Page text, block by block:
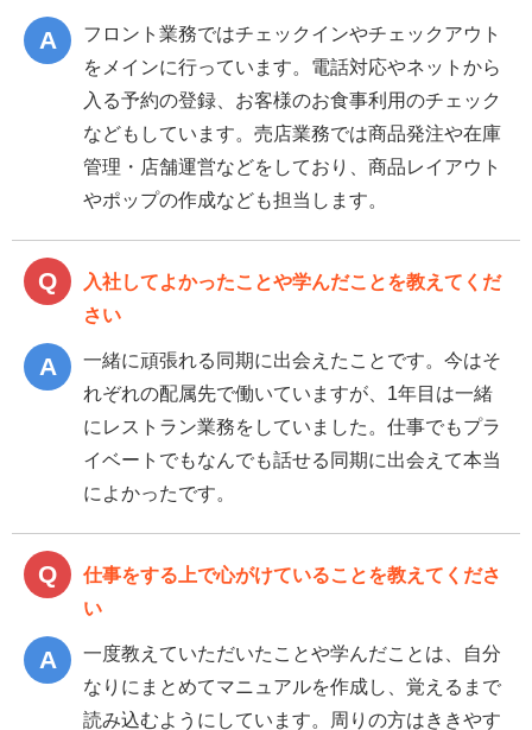
フロント業務ではチェックインやチェックアウト
をメインに行っています。電話対応やネットから
入る予約の登録、お客様のお食事利用のチェック
などもしています。売店業務では商品発注や在庫
管理・店舗運営などをしており、商品レイアウト
やポップの作成なども担当します。
入社してよかったことや学んだことを教えてくだ
さい
一緒に頑張れる同期に出会えたことです。今はそ
れぞれの配属先で働いていますが、1年目は一緒
にレストラン業務をしていました。仕事でもプラ
イベートでもなんでも話せる同期に出会えて本当
によかったです。
仕事をする上で心がけていることを教えてくださ
い
一度教えていただいたことや学んだことは、自分
なりにまとめてマニュアルを作成し、覚えるまで
読み込むようにしています。周りの方はききやす